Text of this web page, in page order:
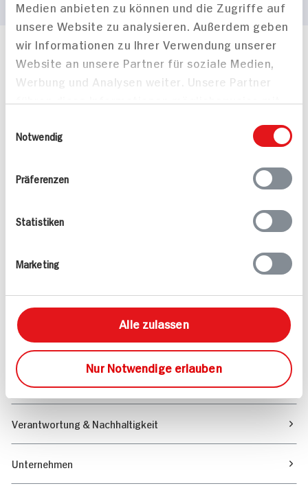
Medien anbieten zu können und die Zugriffe auf
unsere Website zu analysieren. Außerdem geben
wir Informationen zu Ihrer Verwendung unserer
Website an unsere Partner für soziale Medien,
Werbung und Analysen weiter. Unsere Partner
bereitgestellt haben oder die sie im Rahmen
Notwendig
Präferenzen
Statistiken
Marketing
Alle zulassen
Nur Notwendige erlauben
Mehr Informationen in unserem FAQ
Wir beantworten gerne Ihre Fragen
Montag - Donnerstag: 9 bis 16 Uhr
Folgen Sie uns auf TikTok
Angebote & Coupons
Rezepte
Marktfinder
Unser Magazin
Verantwortung & Nachhaltigkeit
Unternehmen